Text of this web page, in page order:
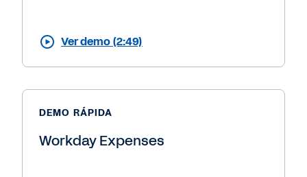
Ver demo (2:49)
DEMO RÁPIDA
Workday Expenses